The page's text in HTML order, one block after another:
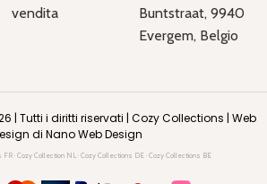
vendita
Buntstraat, 9940
Evergem, Belgio
| Tutti i diritti riservati | Cozy Collections | Web
di Nano Web Design
FR · Cozy Collection NL · Cozy Collections DE · Cozy Collections BE